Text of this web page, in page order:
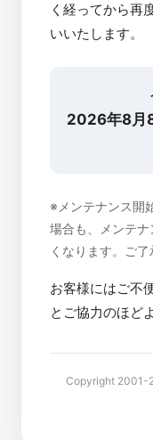
く経ってから再
いいたします。
2026年8月
※メンテナンス開
場合も、メンテ
くなります。ご了
お客様にはご不
とご協力のほど
Copyright 2001-